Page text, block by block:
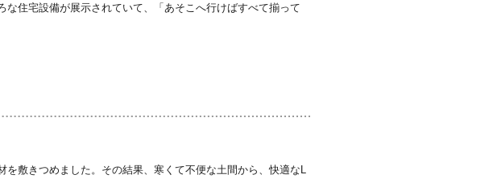
住宅設備が展示されていて、「あそこへ行けばすべて揃って
敷きつめました。その結果、寒くて不便な土間から、快適なL